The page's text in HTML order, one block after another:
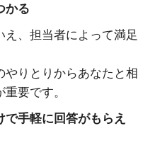
かる
、担当者によって満足
りとりからあなたと相
要です。
手軽に回答がもらえ